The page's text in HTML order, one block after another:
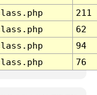
211
62
94
76